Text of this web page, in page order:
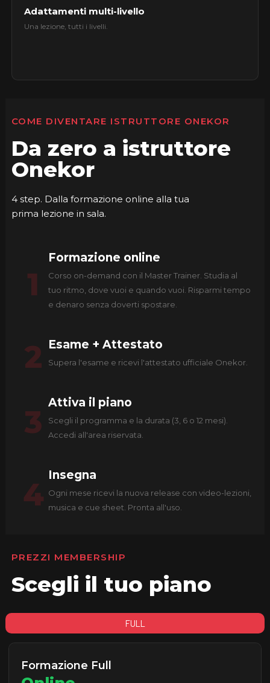
Adattamenti multi-livello
Una lezione, tutti i livelli.
COME DIVENTARE ISTRUTTORE ONEKOR
Da zero a istruttore
Onekor
4 step. Dalla formazione online alla tua
prima lezione in sala.
1
Formazione online
Corso on-demand con il Master Trainer. Studia al
tuo ritmo, dove vuoi e quando vuoi. Risparmi tempo
e denaro senza doverti spostare.
2 Esame + Attestato
Supera l'esame e ricevi l'attestato ufficiale Onekor.
3
Attiva il piano
Scegli il programma e la durata (3, 6 o 12 mesi).
Accedi all'area riservata.
4
Insegna
Ogni mese ricevi la nuova release con video-lezioni,
musica e cue sheet. Pronta all'uso.
PREZZI MEMBERSHIP
Scegli il tuo piano
FULL
Formazione Full